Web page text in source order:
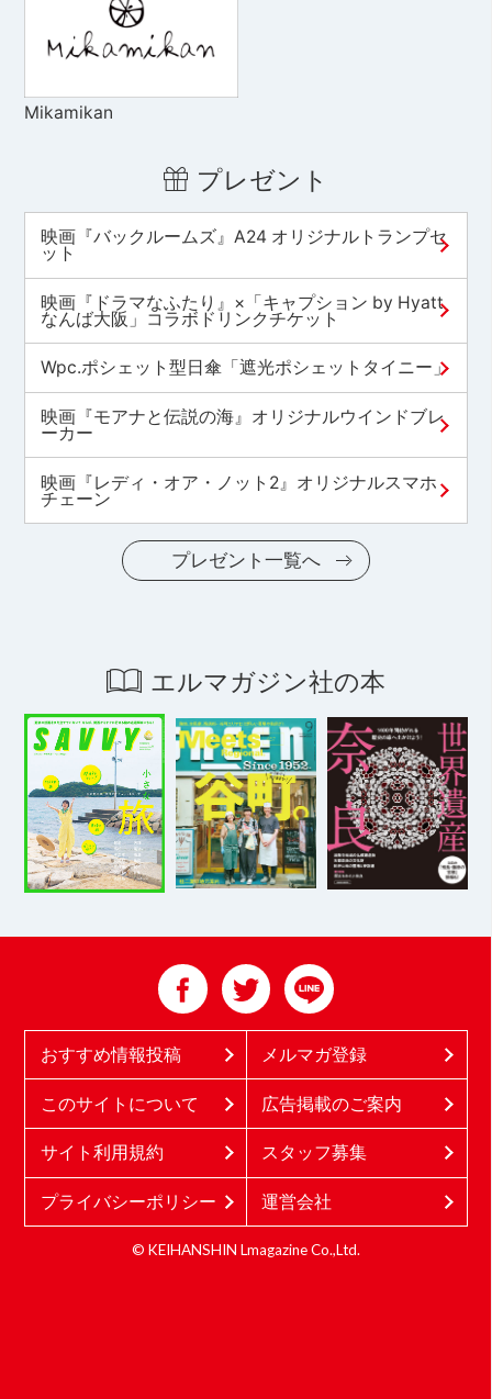
Mikamikan
プレゼント
映画『バックルームズ』A24 オリジナルトランプセ
ット
映画『ドラマなふたり』×「キャプション by Hyatt
なんば大阪」コラボドリンクチケット
Wpc.ポシェット型日傘「遮光ポシェットタイニー」
映画『モアナと伝説の海』オリジナルウインドブレ
ーカー
映画『レディ・オア・ノット2』オリジナルスマホ
チェーン
プレゼント一覧へ
エルマガジン社の本
おすすめ情報投稿 メルマガ登録
このサイトについて 広告掲載のご案内
サイト利用規約 スタッフ募集
プライバシーポリシー 運営会社
© KEIHANSHIN Lmagazine Co.,Ltd.